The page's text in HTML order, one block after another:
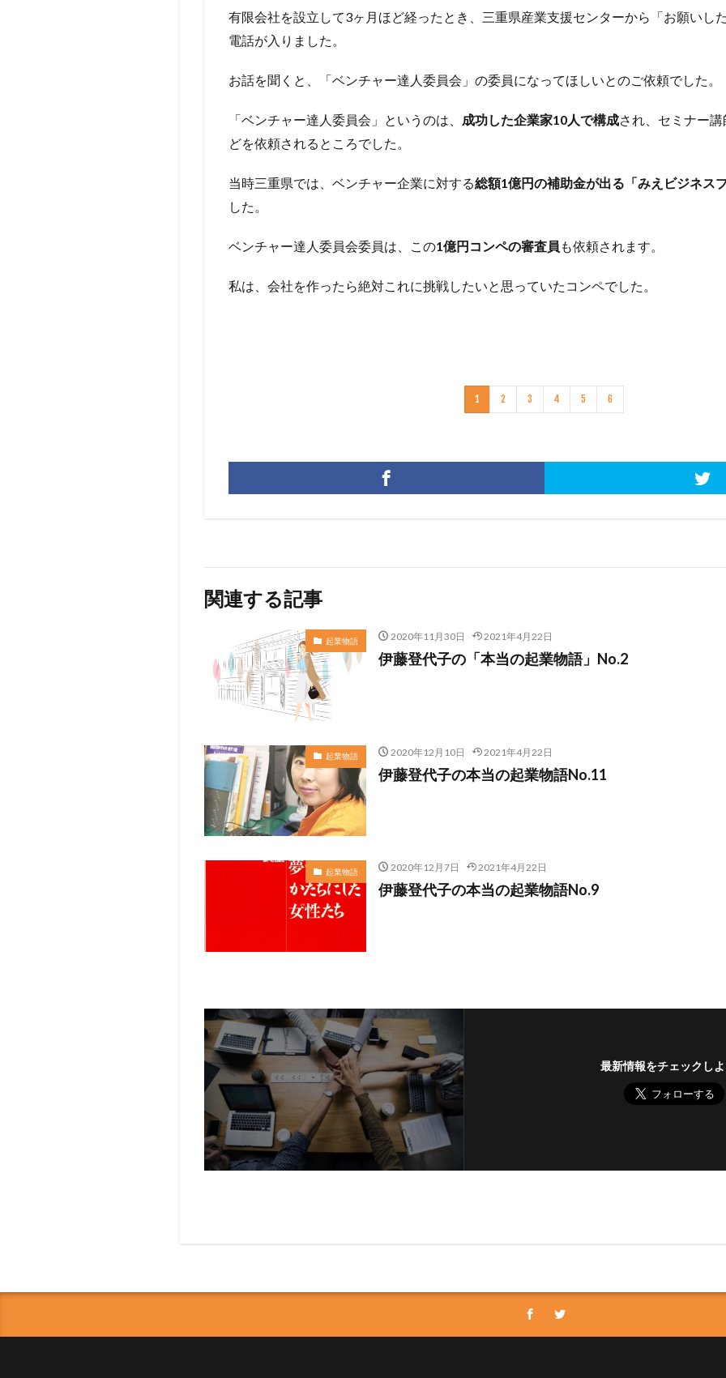
有限会社を設立して3ヶ月ほど経ったとき、三重県産業支援センターから「お願いし
電話が入りました。
お話を聞くと、「ベンチャー達人委員会」の委員になってほしいとのご依頼でした。
「ベンチャー達人委員会」というのは、 成功した企業家10人で構成され、セミナー
どを依頼されるところでした。
当時三重県では、ベンチャー企業に対する総額1億円の補助金が出る「みえビジネス
した。
ベンチャー達人委員会委員は、この1億円コンペの審査員 も依頼されます。
私は、会社を作ったら絶対これに挑戦したいと思っていたコンペでした。
1 2 3 4 5 6
関連する記事
起業物語 2020年11月30日 2021年4月22日
伊藤登代子の「本当の起業物語」No.2
起業物語 2020年12月10日 2021年4月22日
伊藤登代子の本当の起業物語No.11
起業物語 2020年12月7日 2021年4月22日
伊藤登代子の本当の起業物語No.9
最新情報をチェックし